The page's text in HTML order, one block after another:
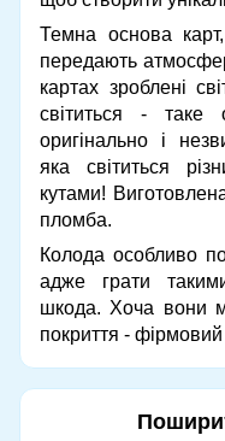
Темна основа
передають
картах зроблені
світиться - таке
оригінально і
яка світиться
кутами!
пломба.
Колода особливо
адже грати
шкода. Хоча вони
покриття -